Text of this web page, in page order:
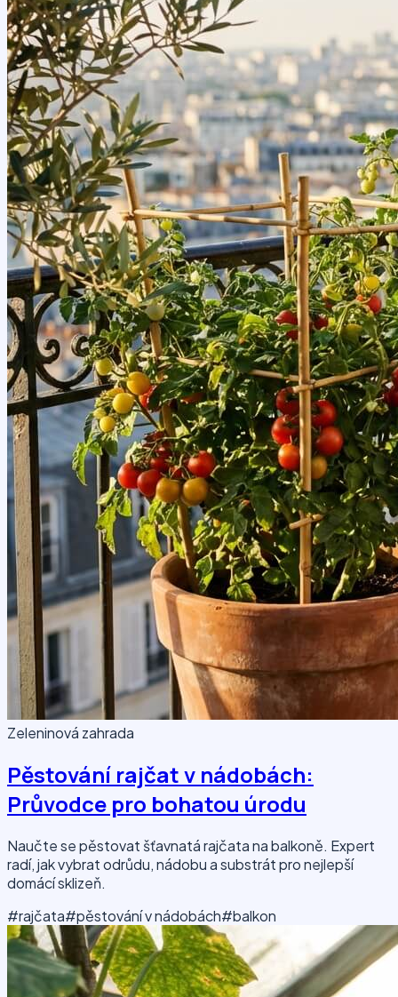
Zeleninová zahrada
Pěstování rajčat v nádobách:
Průvodce pro bohatou úrodu
Naučte se pěstovat šťavnatá rajčata na balkoně. Expert
radí, jak vybrat odrůdu, nádobu a substrát pro nejlepší
domácí sklizeň.
#rajčata#pěstování v nádobách#balkon